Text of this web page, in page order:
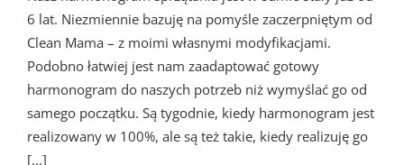
6 lat. Niezmiennie bazuję na pomyśle zaczerpniętym od
Clean Mama – z moimi własnymi modyfikacjami.
Podobno łatwiej jest nam zaadaptować gotowy
harmonogram do naszych potrzeb niż wymyślać go od
samego początku. Są tygodnie, kiedy harmonogram jest
realizowany w 100%, ale są też takie, kiedy realizuję go
[...]